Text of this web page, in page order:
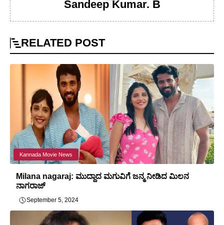
Sandeep Kumar. B
RELATED POST
Kannada Movie News
Milana nagaraj: ಮುದ್ದಾದ ಮಗುವಿಗೆ ಜನ್ಮ ನೀಡಿದ ಮಿಲನ
ನಾಗರಾಜ್
September 5, 2024